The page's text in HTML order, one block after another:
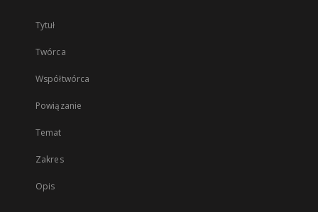
Tytuł
Twórca
Współtwórca
Powiązanie
Temat
Zakres
Opis